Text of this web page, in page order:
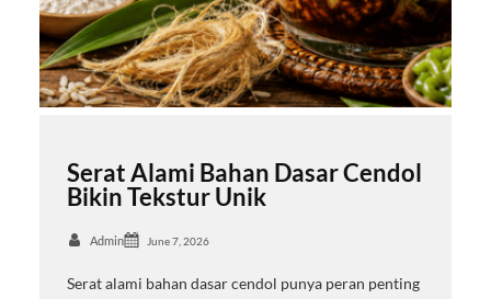
Serat Alami Bahan Dasar Cendol
Bikin Tekstur Unik
Admin June 7, 2026
Serat alami bahan dasar cendol punya peran penting